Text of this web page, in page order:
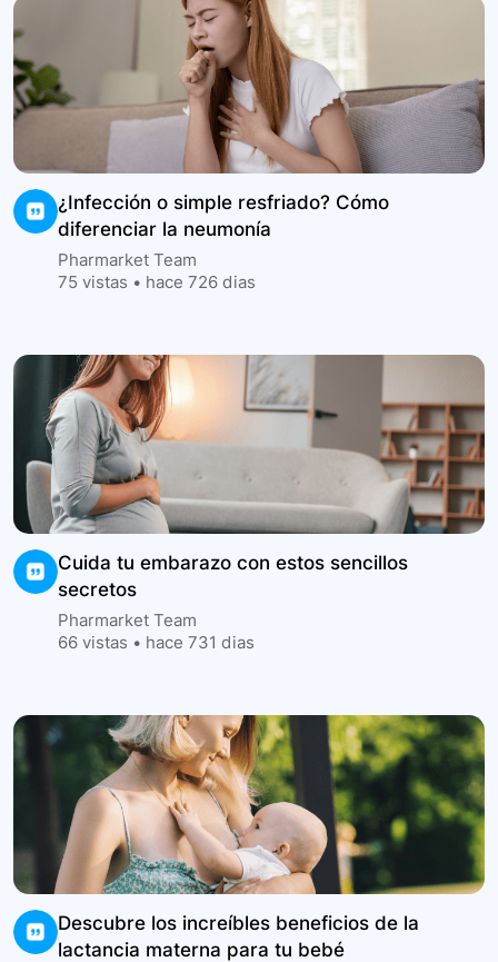
¿Infección o simple resfriado? Cómo
diferenciar la neumonía
Pharmarket Team
75 vistas • hace 726 dias
Cuida tu embarazo con estos sencillos
secretos
Pharmarket Team
66vistas • hace 731 dias
Descubre los increíbles beneficios de la
lactancia materna para tu bebé